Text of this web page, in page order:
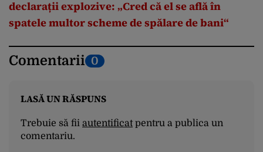
declarații explozive: „Cred că el se află în
spatele multor scheme de spălare de bani“
Comentarii 0
LASĂ UN RĂSPUNS
Trebuie să fii autentificatpentru a publica un
comentariu.